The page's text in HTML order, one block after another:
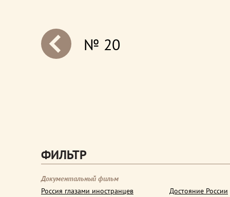
№ 20
ФИЛЬТР
Документальный фильм
Россия глазами иностранцев
Достояние России